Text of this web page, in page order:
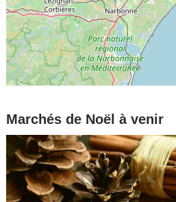
Marchés de Noël à venir